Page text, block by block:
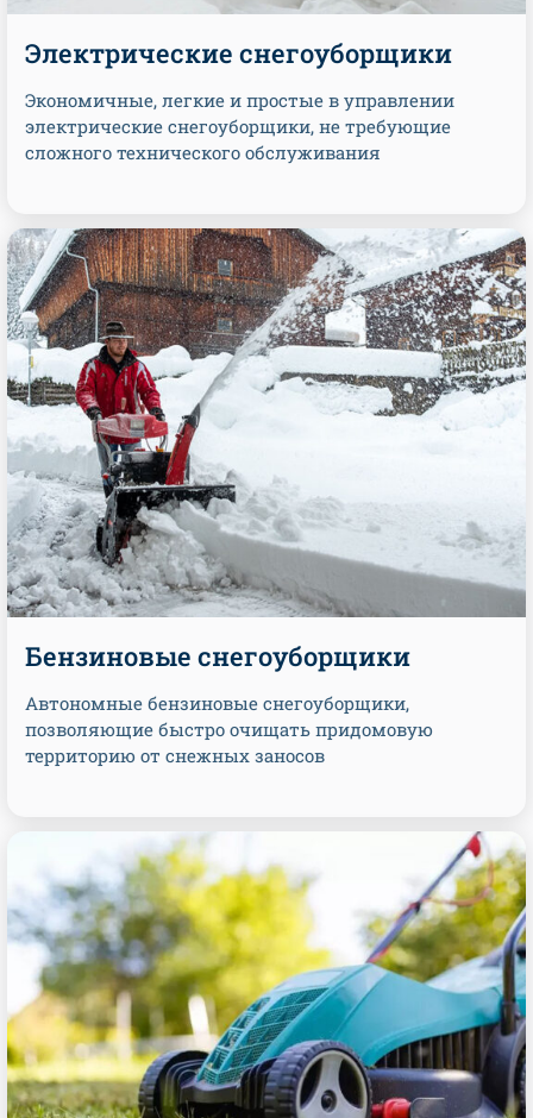
Электрические снегоуборщики
Экономичные, легкие и простые в управлении
электрические снегоуборщики, не требующие
сложного технического обслуживания
Бензиновые снегоуборщики
Автономные бензиновые снегоуборщики,
позволяющие быстро очищать придомовую
территорию от снежных заносов